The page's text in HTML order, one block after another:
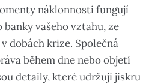
náklonnosti fungují
vašeho vztahu, ze
dobách krize. Společná
během dne nebo objetí
detaily, které udržují jiskru